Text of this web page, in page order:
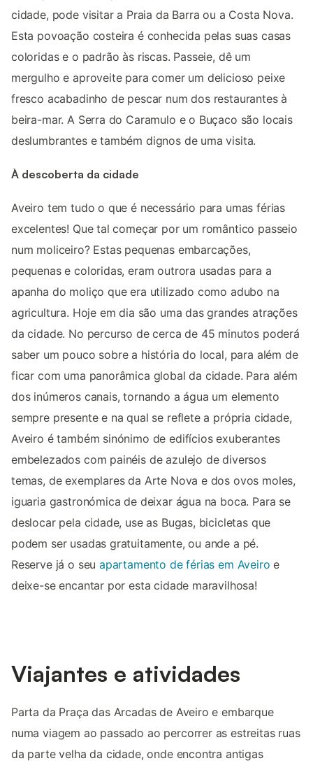
cidade, pode visitar a Praia da Barra ou a Costa Nova.
Esta povoação costeira é conhecida pelas suas casas
coloridas e o padrão às riscas. Passeie, dê um
mergulho e aproveite para comer um delicioso peixe
fresco acabadinho de pescar num dos restaurantes à
beira-mar. A Serra do Caramulo e o Buçaco são locais
deslumbrantes e também dignos de uma visita.
À descoberta da cidade
Aveiro tem tudo o que é necessário para umas férias
excelentes! Que tal começar por um romântico passeio
num moliceiro? Estas pequenas embarcações,
pequenas e coloridas, eram outrora usadas para a
apanha do moliço que era utilizado como adubo na
agricultura. Hoje em dia são uma das grandes atrações
da cidade. No percurso de cerca de 45 minutos poderá
saber um pouco sobre a história do local, para além de
ficar com uma panorâmica global da cidade. Para além
dos inúmeros canais, tornando a água um elemento
sempre presente e na qual se reflete a própria cidade,
Aveiro é também sinónimo de edifícios exuberantes
embelezados com painéis de azulejo de diversos
temas, de exemplares da Arte Nova e dos ovos moles,
iguaria gastronómica de deixar água na boca. Para se
deslocar pela cidade, use as Bugas, bicicletas que
podem ser usadas gratuitamente, ou ande a pé.
Reserve já o seuapartamento de férias em Aveiro e
deixe-se encantar por esta cidade maravilhosa!
Viajantes e atividades
Parta da Praça das Arcadas de Aveiro e embarque
numa viagem ao passado ao percorrer as estreitas ruas
da parte velha da cidade, onde encontra antigas